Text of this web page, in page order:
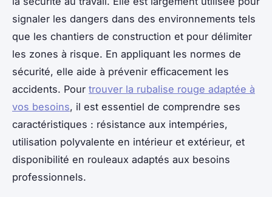
signaler les dangers dans des environnements tels
que les chantiers de construction et pour délimiter
les zones à risque. En appliquant les normes de
sécurité, elle aide à prévenir efficacement les
accidents. Pour trouver la rubalise rouge adaptée à
vos besoins, il est essentiel de comprendre ses
caractéristiques : résistance aux intempéries,
utilisation polyvalente en intérieur et extérieur, et
disponibilité en rouleaux adaptés aux besoins
professionnels.